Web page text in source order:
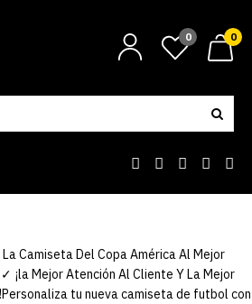
0 0
Camiseta Del Copa América Al Mejor
¡la Mejor Atención Al Cliente Y La Mejor
tu nueva camiseta de futbol con